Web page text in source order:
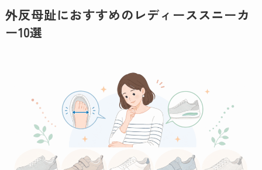
外反母趾におすすめのレディーススニーカ
ー10選